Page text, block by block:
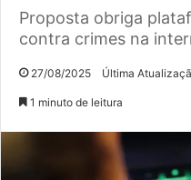
Proposta obriga
contra crimes na
27/08/2025 Última
1 minuto de leitura